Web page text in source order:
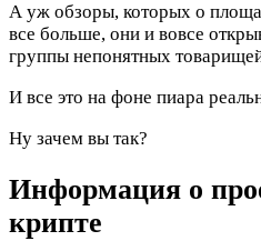
А уж обзоры, которых о
все больше, они и вовсе
группы непонятных
И все это на фоне пиара
Ну зачем вы так?
Информация о
крипте